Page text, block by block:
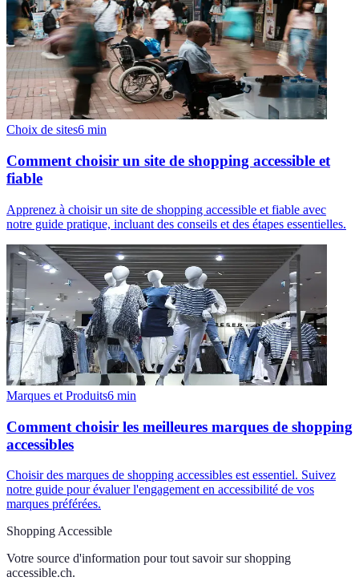
Choix de sites6 min
Comment choisir un site de shopping accessible et
fiable
Apprenez à choisir un site de shopping accessible et fiable avec
notre guide pratique, incluant des conseils et des étapes essentielles.
Marques et Produits6 min
Comment choisir les meilleures marques de shopping
accessibles
Choisir des marques de shopping accessibles est essentiel. Suivez
notre guide pour évaluer l'engagement en accessibilité de vos
marques préférées.
Shopping Accessible
Votre source d'information pour tout savoir sur shopping
accessible.ch.